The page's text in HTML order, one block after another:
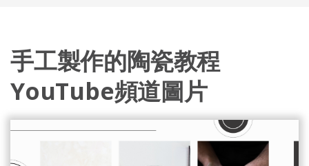
手工製作的陶瓷教程
YouTube頻道圖片